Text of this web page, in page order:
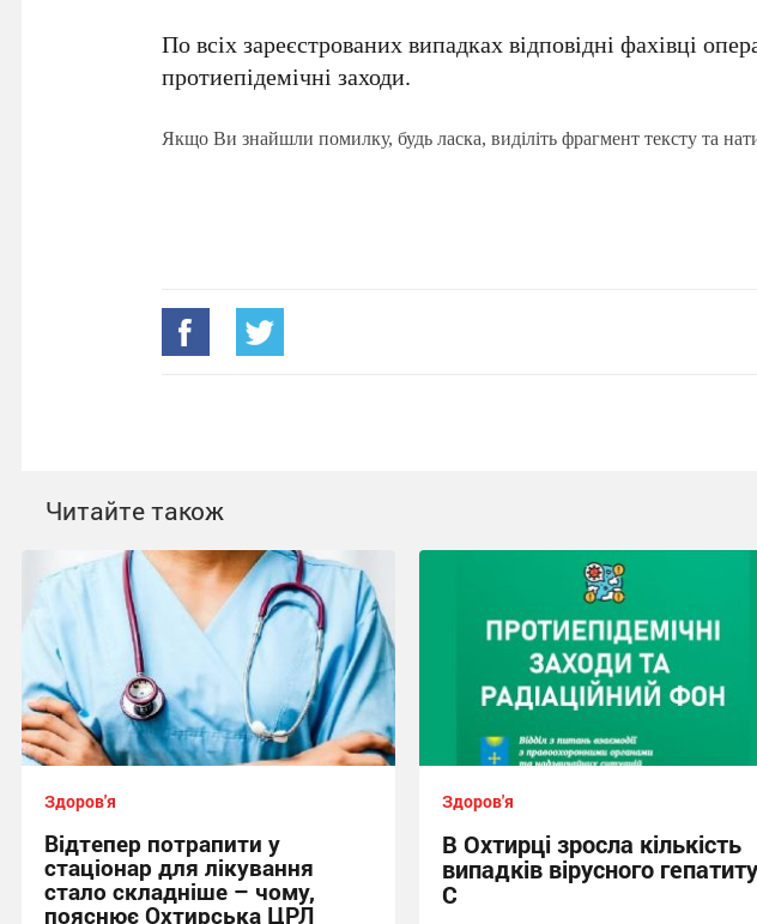
По всіх зареєстрованих випадках відповідні фахівці
протиепідемічні заходи.
Якщо Ви знайшли помилку, будь ласка, виділіть фрагмент тексту та
Читайте також
Здоров'я
Відтепер потрапити у
стаціонар для лікування
стало складніше – чому,
пояснює Охтирська ЦРЛ
Здоров'я
В Охтирці зросла кількість
випадків вірусного гепатиту
С